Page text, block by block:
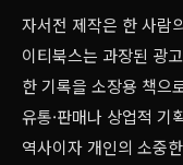
자서전 제작은 한 사람
이티북스는 과장된 광
한 기록을 소장용 책으
유통·판매나 상업적 기
역사이자 개인의 소중